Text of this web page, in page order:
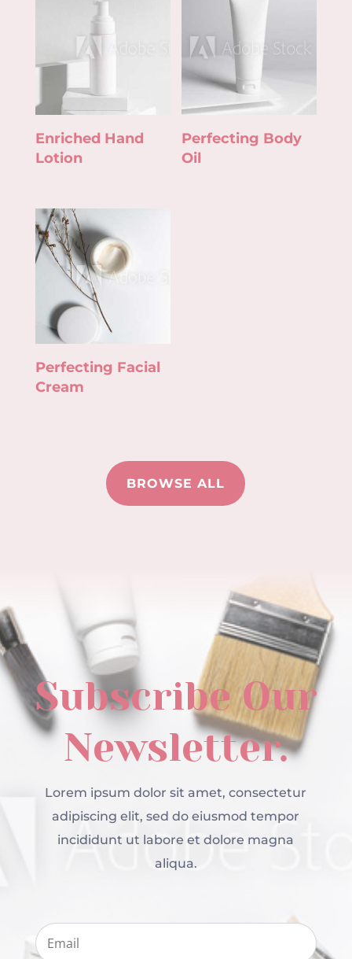
Enriched Hand
Lotion
Perfecting Body
Oil
Perfecting Facial
Cream
BROWSE ALL
Subscribe Our
Newsletter.
Lorem ipsum dolor sit amet, consectetur
adipiscing elit, sed do eiusmod tempor
incididunt ut labore et dolore magna
aliqua.